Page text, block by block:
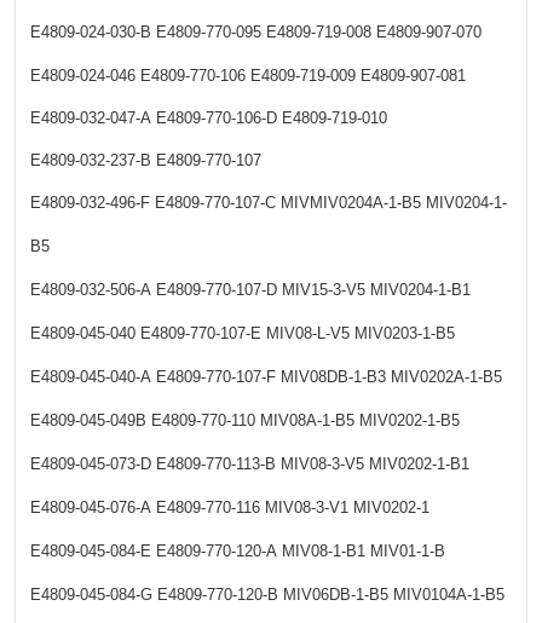
E4809-024-030-B E4809-770-095 E4809-719-008 E4809-907-070
E4809-024-046 E4809-770-106 E4809-719-009 E4809-907-081
E4809-032-047-A E4809-770-106-D E4809-719-010
E4809-032-237-B E4809-770-107
E4809-032-496-F E4809-770-107-C MIVMIV0204A-1-B5 MIV0204-1-
B5
E4809-032-506-A E4809-770-107-D MIV15-3-V5 MIV0204-1-B1
E4809-045-040 E4809-770-107-E MIV08-L-V5 MIV0203-1-B5
E4809-045-040-A E4809-770-107-F MIV08DB-1-B3 MIV0202A-1-B5
E4809-045-049B E4809-770-110 MIV08A-1-B5 MIV0202-1-B5
E4809-045-073-D E4809-770-113-B MIV08-3-V5 MIV0202-1-B1
E4809-045-076-A E4809-770-116 MIV08-3-V1 MIV0202-1
E4809-045-084-E E4809-770-120-A MIV08-1-B1 MIV01-1-B
E4809-045-084-G E4809-770-120-B MIV06DB-1-B5 MIV0104A-1-B5